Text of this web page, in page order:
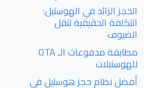
الحجز الزائد في الهوستيل:
التكلفة الحقيقية لنقل
الضيوف
مطابقة مدفوعات الـ OTA
للهوستيلات
أفضل نظام حجز هوستيل في